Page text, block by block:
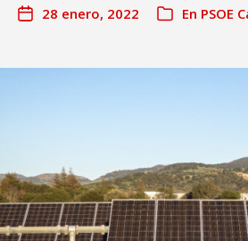
28 enero, 2022 En PSOE